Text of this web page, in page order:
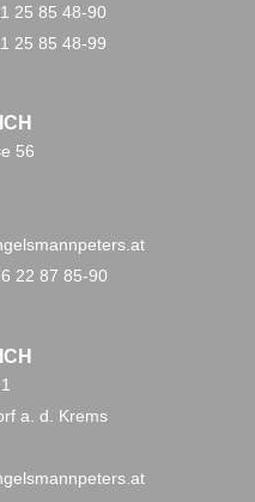
25 85 48-90
25 85 48-99
56
22 87 85-90
a. d. Krems